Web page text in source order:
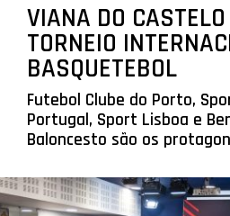
VIANA DO CASTELO
TORNEIO
BASQUETEBOL
Futebol Clube do Porto,
Portugal, Sport Lisboa e
Baloncesto são os